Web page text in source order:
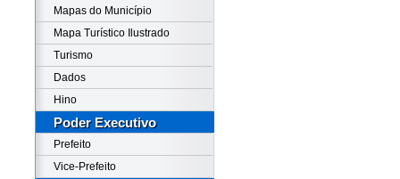
Mapas do Município
Mapa Turístico Ilustrado
Turismo
Dados
Hino
Poder Executivo
Prefeito
Vice-Prefeito